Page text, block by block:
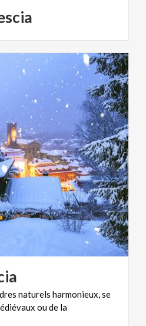
naturels harmonieux, se
ou de la